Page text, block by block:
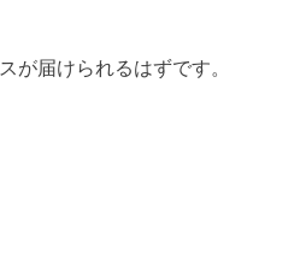
が届けられるはずです。